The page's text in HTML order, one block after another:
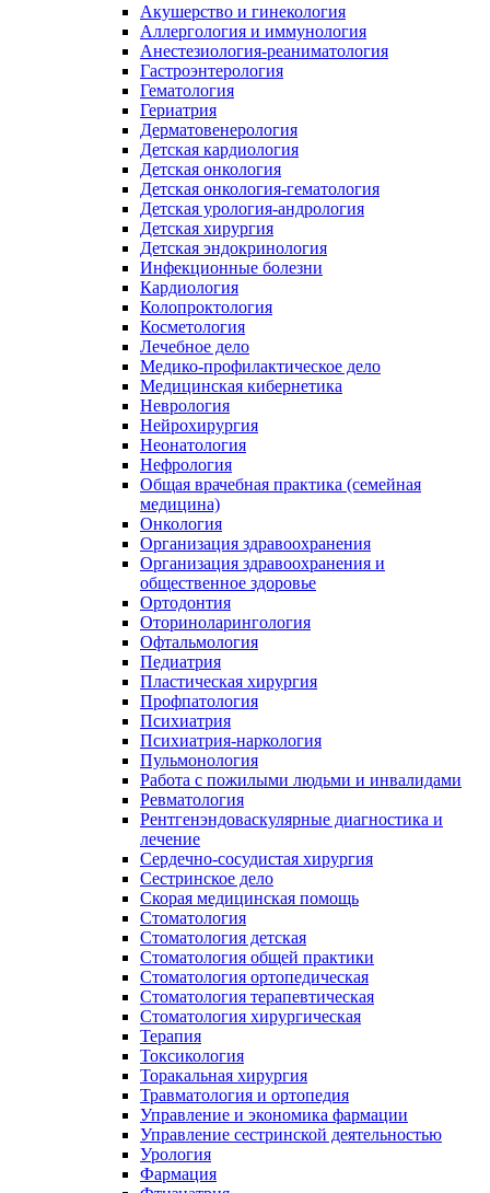
Акушерство и гинекология
Аллергология и иммунология
Анестезиология-реаниматология
Гастроэнтерология
Гематология
Гериатрия
Дерматовенерология
Детская кардиология
Детская онкология
Детская онкология-гематология
Детская урология-андрология
Детская хирургия
Детская эндокринология
Инфекционные болезни
Кардиология
Колопроктология
Косметология
Лечебное дело
Медико-профилактическое дело
Медицинская кибернетика
Неврология
Нейрохирургия
Неонатология
Нефрология
Общая врачебная практика (семейная
медицина)
Онкология
Организация здравоохранения
Организация здравоохранения и
общественное здоровье
Ортодонтия
Оториноларингология
Офтальмология
Педиатрия
Пластическая хирургия
Профпатология
Психиатрия
Психиатрия-наркология
Пульмонология
Работа с пожилыми людьми и инвалидами
Ревматология
Рентгенэндоваскулярные диагностика и
лечение
Сердечно-сосудистая хирургия
Сестринское дело
Скорая медицинская помощь
Стоматология
Стоматология детская
Стоматология общей практики
Стоматология ортопедическая
Стоматология терапевтическая
Стоматология хирургическая
Терапия
Токсикология
Торакальная хирургия
Травматология и ортопедия
Управление и экономика фармации
Управление сестринской деятельностью
Урология
Фармация